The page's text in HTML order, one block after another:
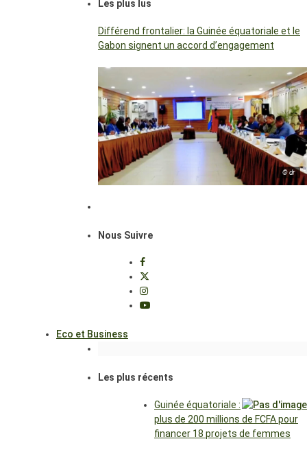
Les plus lus
Différend frontalier: la Guinée équatoriale et le
Gabon signent un accord d’engagement
© dr
Nous Suivre
Eco et Business
Les plus récents
Guinée équatoriale :
plus de 200 millions de FCFA pour
financer 18 projets de femmes